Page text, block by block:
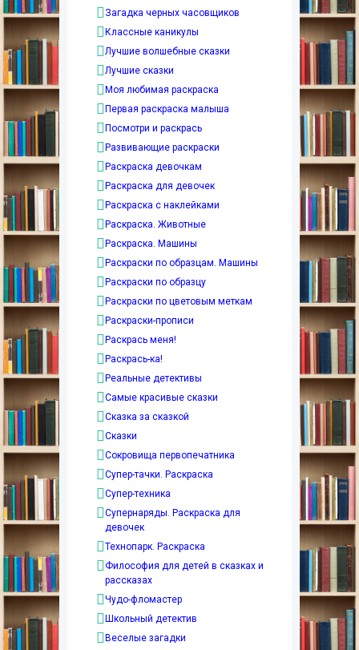
Загадка черных часовщиков
Классные каникулы
Лучшие волшебные сказки
Лучшие сказки
Моя любимая раскраска
Первая раскраска малыша
Посмотри и раскрась
Развивающие раскраски
Раскраска девочкам
Раскраска для девочек
Раскраска с наклейками
Раскраска. Животные
Раскраска. Машины
Раскраски по образцам. Машины
Раскраски по образцу
Раскраски по цветовым меткам
Раскраски-прописи
Раскрась меня!
Раскрась-ка!
Реальные детективы
Самые красивые сказки
Сказка за сказкой
Сказки
Сокровища первопечатника
Супер-тачки. Раскраска
Супер-техника
Супернаряды. Раскраска для
девочек
Технопарк. Раскраска
Философия для детей в сказках и
рассказах
Чудо-фломастер
Школьный детектив
Веселые загадки